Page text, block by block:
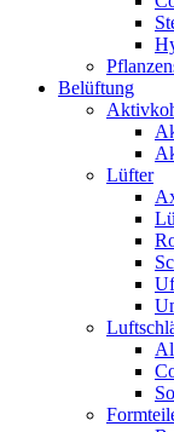
Belüftung
Lüfter